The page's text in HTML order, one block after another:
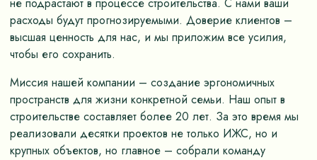
расходы будут прогнозируемыми. Доверие клиентов –
высшая ценность для нас, и мы приложим все усилия,
чтобы его сохранить.
Миссия нашей компании – создание эргономичных
пространств для жизни конкретной семьи. Наш опыт в
строительстве составляет более 20 лет. За это время мы
реализовали десятки проектов не только ИЖС, но и
крупных объектов, но главное – собрали команду